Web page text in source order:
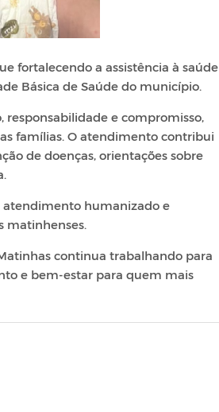
fortalecendo a assistência à saúde
Básica de Saúde do município.
responsabilidade e compromisso,
famílias. O atendimento contribui
de doenças, orientações sobre
humanizado e
matinhenses.
continua trabalhando para
e bem-estar para quem mais